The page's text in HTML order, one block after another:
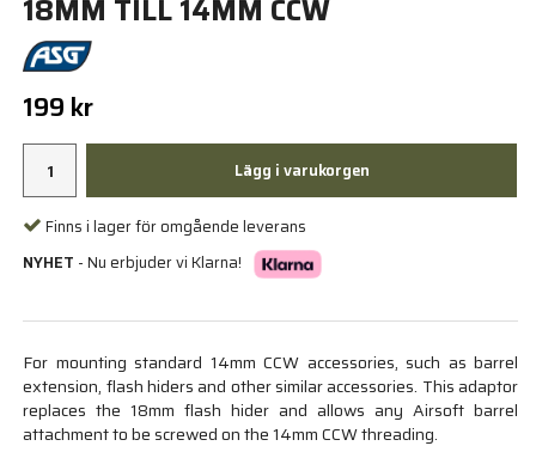
18MM TILL 14MM CCW
199 kr
Lägg i varukorgen
Finns i lager för omgående leverans
NYHET - Nu erbjuder vi Klarna!
For mounting standard 14mm CCW accessories, such as barrel
extension, flash hiders and other similar accessories. This adaptor
replaces the 18mm flash hider and allows any Airsoft barrel
attachment to be screwed on the 14mm CCW threading.